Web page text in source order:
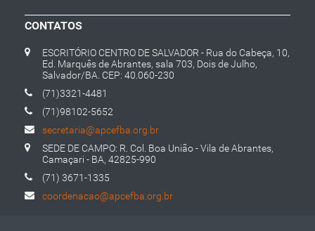
CONTATOS
ESCRITÓRIO CENTRO DE SALVADOR - Rua do Cabeça, 10,
Ed. Marquês de Abrantes, sala 703, Dois de Julho,
Salvador/BA. CEP: 40.060-230
(71)3321-4481
(71)98102-5652
secretaria@apcefba.org.br
SEDE DE CAMPO: R. Col. Boa União - Vila de Abrantes,
Camaçari - BA, 42825-990
(71) 3671-1335
coordenacao@apcefba.org.br